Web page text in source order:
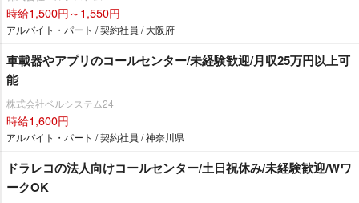
時給1,500円～1,550円
アルバイト・パート / 契約社員 / 大阪府
車載器やアプリのコールセンター/未経験歓迎/月収25万円以上可
能
株式会社ベルシステム24
時給1,600円
アルバイト・パート / 契約社員 / 神奈川県
ドラレコの法人向けコールセンター/土日祝休み/未経験歓迎/Wワ
ークOK